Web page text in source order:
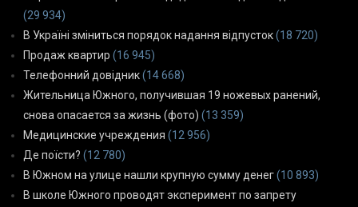
(29 934)
В Україні зміниться порядок надання відпусток(18 720)
Продаж квартир (16 945)
Телефонний довідник(14 668)
Жительница Южного, получившая 19 ножевых ранений,
снова опасается за жизнь (фото) (13 359)
Медицинские учреждения (12 956)
Де поїсти? (12 780)
В Южном на улице нашли крупную сумму денег(10 893)
В школе Южного проводят эксперимент по запрету